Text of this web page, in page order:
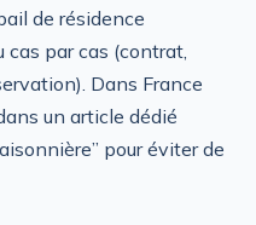
de résidence
cas par cas (contrat,
Dans France
un article dédié
pour éviter de